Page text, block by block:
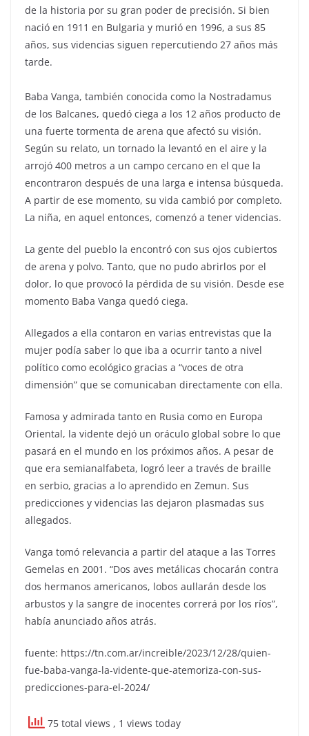
de la historia por su gran poder de precisión. Si bien
nació en 1911 en Bulgaria y murió en 1996, a sus 85
años, sus videncias siguen repercutiendo 27 años más
tarde.
Baba Vanga, también conocida como la Nostradamus
de los Balcanes, quedó ciega a los 12 años producto de
una fuerte tormenta de arena que afectó su visión.
Según su relato, un tornado la levantó en el aire y la
arrojó 400 metros a un campo cercano en el que la
encontraron después de una larga e intensa búsqueda.
A partir de ese momento, su vida cambió por completo.
La niña, en aquel entonces, comenzó a tener videncias.
La gente del pueblo la encontró con sus ojos cubiertos
de arena y polvo. Tanto, que no pudo abrirlos por el
dolor, lo que provocó la pérdida de su visión. Desde ese
momento Baba Vanga quedó ciega.
Allegados a ella contaron en varias entrevistas que la
mujer podía saber lo que iba a ocurrir tanto a nivel
político como ecológico gracias a “voces de otra
dimensión” que se comunicaban directamente con ella.
Famosa y admirada tanto en Rusia como en Europa
Oriental, la vidente dejó un oráculo global sobre lo que
pasará en el mundo en los próximos años. A pesar de
que era semianalfabeta, logró leer a través de braille
en serbio, gracias a lo aprendido en Zemun. Sus
predicciones y videncias las dejaron plasmadas sus
allegados.
Vanga tomó relevancia a partir del ataque a las Torres
Gemelas en 2001. “Dos aves metálicas chocarán contra
dos hermanos americanos, lobos aullarán desde los
arbustos y la sangre de inocentes correrá por los ríos”,
había anunciado años atrás.
fuente: https://tn.com.ar/increible/2023/12/28/quien-
fue-baba-vanga-la-vidente-que-atemoriza-con-sus-
predicciones-para-el-2024/
75 total views , 1 views today